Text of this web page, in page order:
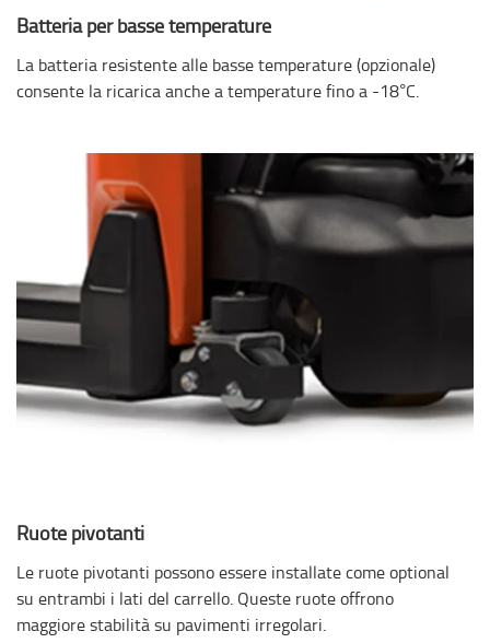
Batteria per basse temperature
La batteria resistente alle basse temperature (opzionale)
consente la ricarica anche a temperature fino a -18°C.
Ruote pivotanti
Le ruote pivotanti possono essere installate come optional
su entrambi i lati del carrello. Queste ruote offrono
maggiore stabilità su pavimenti irregolari.